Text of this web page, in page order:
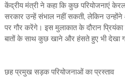
केंद्रीय मंत्री ने कहा कि कुछ परियोजनाएं
सरकार उन्हें संभाल नहीं सकती, लेकिन उन्होंने
पर गौर करेंगे। इस मुलाकात के दौरान
बातों के साथ कुछ खाने और हंसते हुए भी देखा
छह प्रमुख सड़क परियोजनाओं का प्रस्ताव